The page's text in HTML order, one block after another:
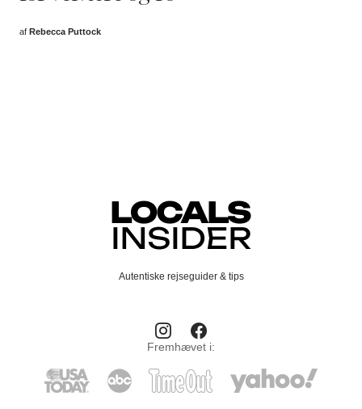
af Rebecca Puttock
Autentiske rejseguider & tips
Fremhævet i: